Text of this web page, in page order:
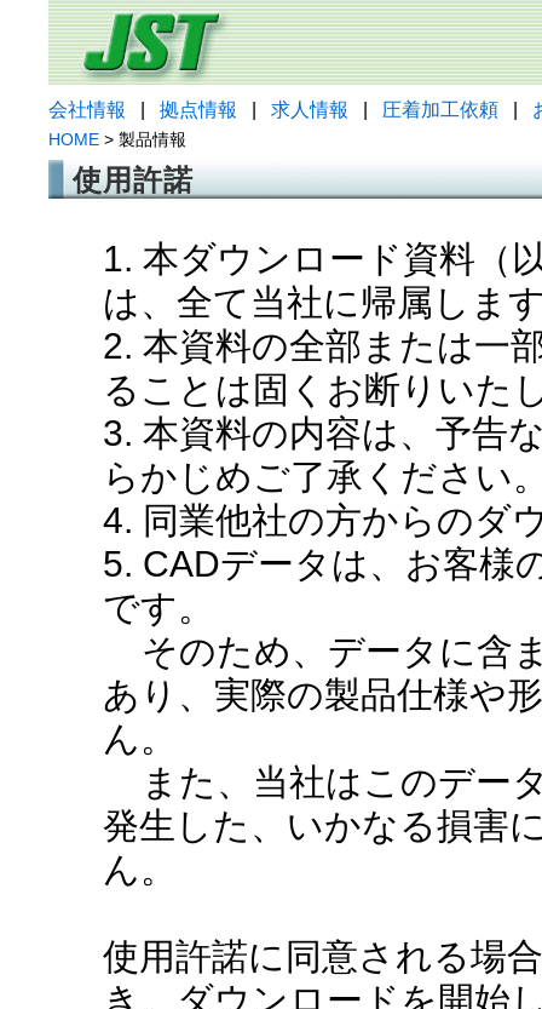
会社情報 拠点情報 求人情報 圧着加工依頼
HOME > 製品情報
使用許諾
1. 本ダウンロード資料（
は、全て当社に帰属しま
2. 本資料の全部または一
ることは固くお断りいた
3. 本資料の内容は、予告
らかじめご了承ください
4. 同業他社の方からのダ
5. CADデータは、お客様
です。
そのため、データに含
あり、実際の製品仕様や
ん。
また、当社はこのデー
発生した、いかなる損害
ん。
使用許諾に同意される場
き、ダウンロードを開始